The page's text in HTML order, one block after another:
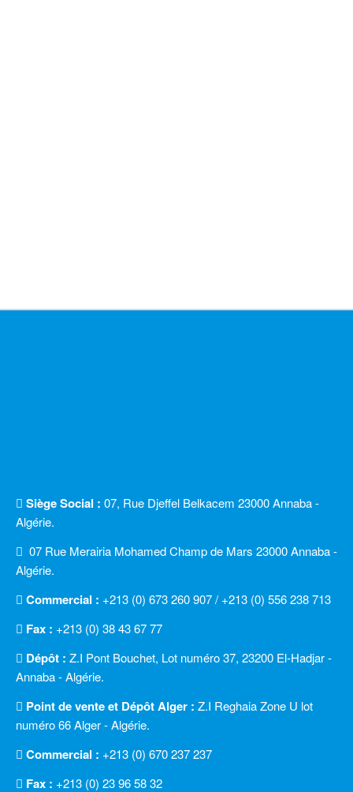
Siège Social : 07, Rue Djeffel Belkacem 23000 Annaba -
Algérie.
07 Rue Merairia Mohamed Champ de Mars 23000 Annaba -
Algérie.
Commercial : +213 (0) 673 260 907 / +213 (0) 556 238 713
Fax : +213 (0) 38 43 67 77
Dépôt : Z.I Pont Bouchet, Lot numéro 37, 23200 El-Hadjar -
Annaba - Algérie.
Point de vente et Dépôt Alger : Z.I Reghaia Zone U lot
numéro 66 Alger - Algérie.
Commercial : +213 (0) 670 237 237
Fax : +213 (0) 23 96 58 32